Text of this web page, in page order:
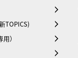
TOPICS)
）